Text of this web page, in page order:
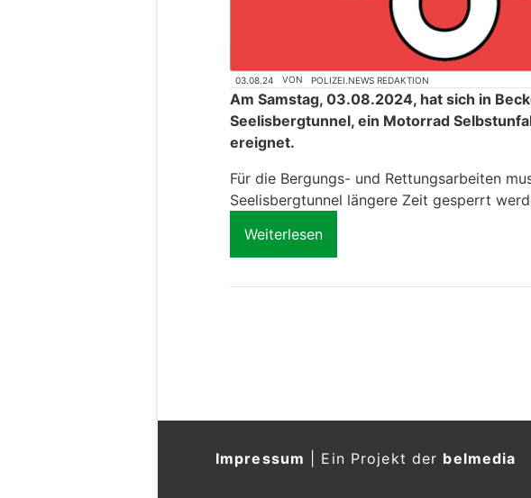
03.08.24 VON POLIZEI.NEWS REDAKTION
Am Samstag, 03.08.2024, hat sich in
Seelisbergtunnel, ein Motorrad
ereignet.
Für die Bergungs- und Rettungsarbeiten
Seelisbergtunnel längere Zeit gesperrt
Weiterlesen
Impressum Ein Projekt der belmedia